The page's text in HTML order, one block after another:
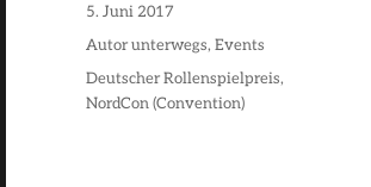
Veröffentlicht
am
5. Juni 2017
Kategorien
Autor unterwegs, Events
Schlagwörter
Deutscher Rollenspielpreis,
NordCon (Convention)